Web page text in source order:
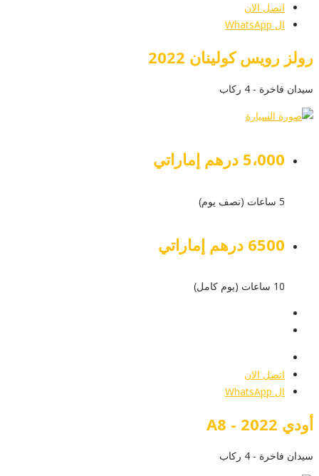
اتصل الان
ال WhatsApp
رولز رويس كولينان 2022
سيدان فاخرة - 4 ركاب
5،000 درهم إماراتي
5 ساعات (نصف يوم)
6500 درهم إماراتي
10 ساعات (يوم كامل)
اتصل الان
ال WhatsApp
أودي A8 - 2022
سيدان فاخرة - 4 ركاب